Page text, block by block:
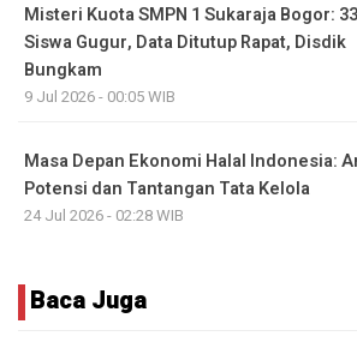
Misteri Kuota SMPN 1 Sukaraja Bogor: 33
Siswa Gugur, Data Ditutup Rapat, Disdik
Bungkam
9 Jul 2026 - 00:05 WIB
Masa Depan Ekonomi Halal Indonesia:
Potensi dan Tantangan Tata Kelola
24 Jul 2026 - 02:28 WIB
Baca Juga